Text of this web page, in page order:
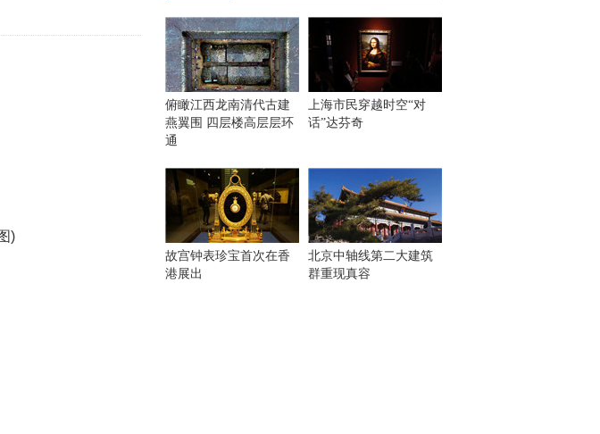
俯瞰江西龙南清代古建
燕翼围 四层楼高层层环
通
上海市民穿越时空“对
话”达芬奇
故宫钟表珍宝首次在香
港展出
北京中轴线第二大建筑
群重现真容
热
新
闻
+
str
+
"
<\/a>
<\/p>"
;
str360
=
str360
+
}
str360
str360
<\/div>";
if($("#zhibo")!==
null)
{